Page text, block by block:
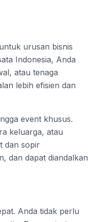
urusan bisnis
Indonesia, Anda
atau tenaga
lebih efisien dan
event khusus.
keluarga, atau
dan sopir
dan dapat diandalkan
Anda tidak perlu